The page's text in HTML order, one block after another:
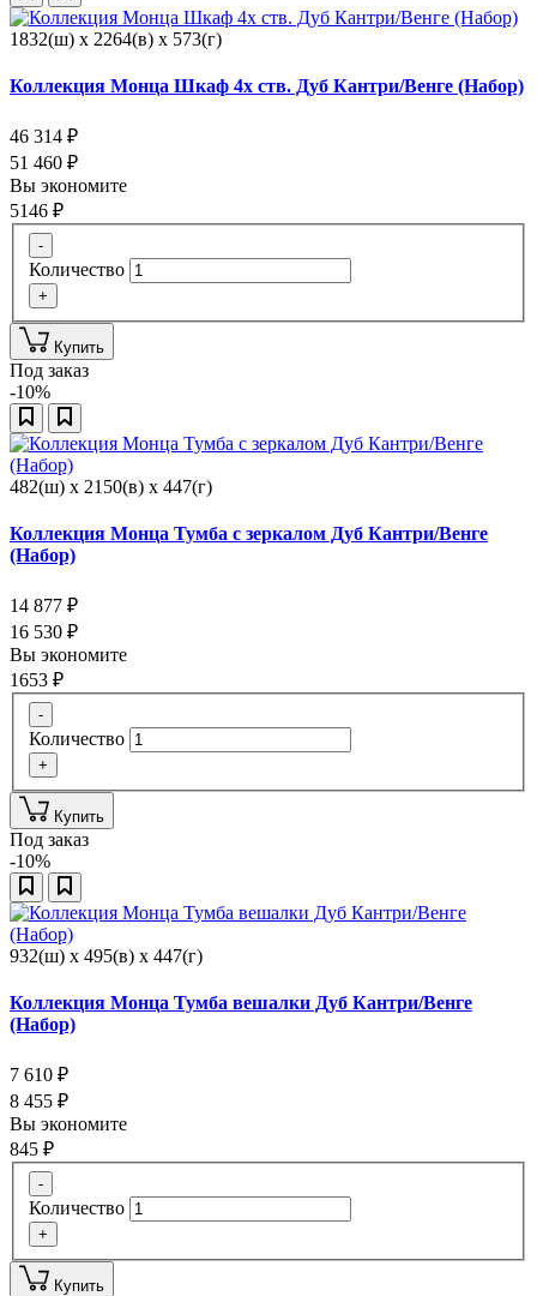
1832(ш) x 2264(в) x 573(г)
Коллекция Монца Шкаф 4х ств. Дуб Кантри/Венге (Набор)
46 314 ₽
51 460 ₽
Вы экономите
5146 ₽
-
Количество
+
Купить
Под заказ
-10%
482(ш) x 2150(в) x 447(г)
Коллекция Монца Тумба с зеркалом Дуб Кантри/Венге
(Набор)
14 877 ₽
16 530 ₽
Вы экономите
1653 ₽
-
Количество
+
Купить
Под заказ
-10%
932(ш) x 495(в) x 447(г)
Коллекция Монца Тумба вешалки Дуб Кантри/Венге
(Набор)
7 610 ₽
8 455 ₽
Вы экономите
845 ₽
-
Количество
+
Купить